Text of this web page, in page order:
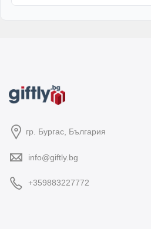
гр. Бургас, България
info@giftly.bg
+359883227772